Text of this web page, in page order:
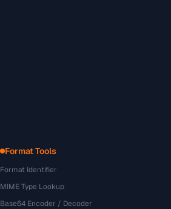
Format Tools
Format Identifier
MIME Type Lookup
Base64 Encoder / Decoder